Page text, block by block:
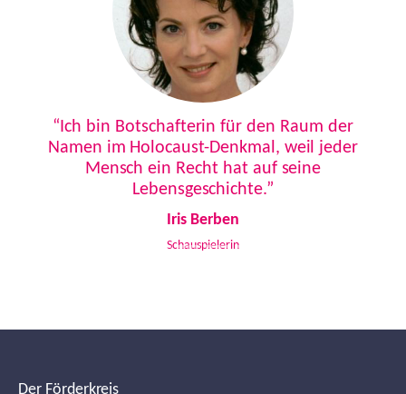
“Ich bin Botschafterin für den Raum der
Namen im Holocaust-Denkmal, weil jeder
Mensch ein Recht hat auf seine
Lebensgeschichte.”
Iris Berben
Schauspielerin
Der Förderkreis